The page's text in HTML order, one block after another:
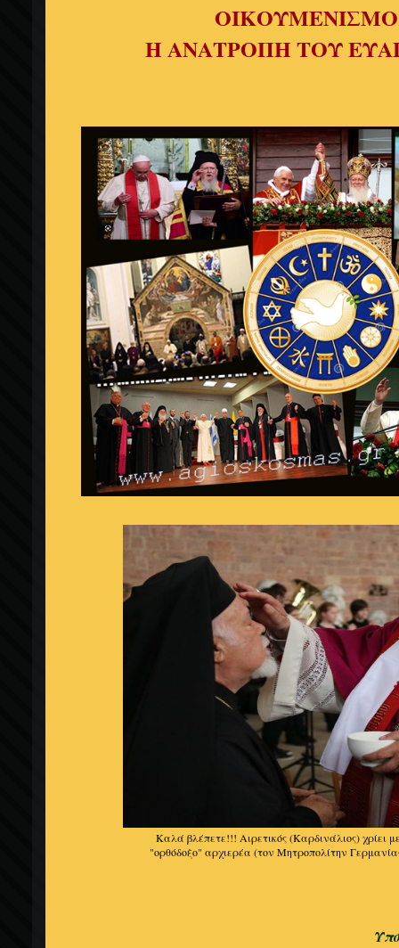
Η ΑΝΑΤΡΟΠΗ ΤΟΥ
Καλά βλέπετε!!! Αιρετικός (Καρδινάλιος) χρίει
"ορθόδοξο" αρχιερέα (τον Μητροπολίτην